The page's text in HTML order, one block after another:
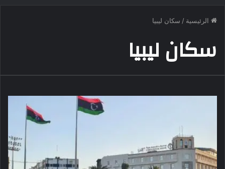
الرئيسية / سكان ليبيا
سكان ليبيا